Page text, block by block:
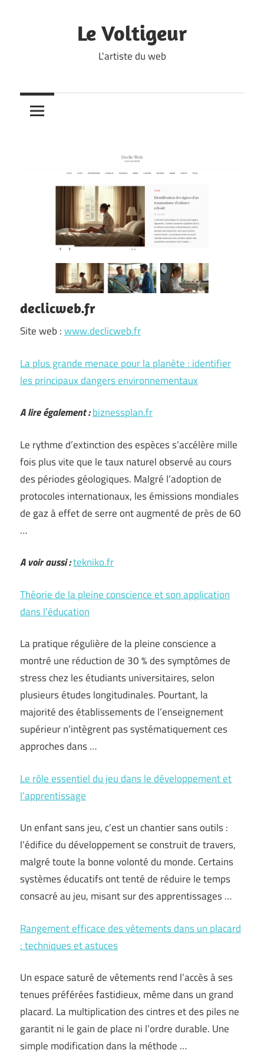
Le Voltigeur
L'artiste du web
declicweb.fr
Site web :www.declicweb.fr
La plus grande menace pour la planète : identifier
les principaux dangers environnementaux
A lire également :biznessplan.fr
Le rythme d’extinction des espèces s’accélère mille
fois plus vite que le taux naturel observé au cours
des périodes géologiques. Malgré l’adoption de
protocoles internationaux, les émissions mondiales
de gaz à effet de serre ont augmenté de près de 60
…
A voir aussi :tekniko.fr
Théorie de la pleine conscience et son application
dans l’éducation
La pratique régulière de la pleine conscience a
montré une réduction de 30 % des symptômes de
stress chez les étudiants universitaires, selon
plusieurs études longitudinales. Pourtant, la
majorité des établissements de l’enseignement
supérieur n’intègrent pas systématiquement ces
approches dans …
Le rôle essentiel du jeu dans le développement et
l’apprentissage
Un enfant sans jeu, c’est un chantier sans outils :
l’édifice du développement se construit de travers,
malgré toute la bonne volonté du monde. Certains
systèmes éducatifs ont tenté de réduire le temps
consacré au jeu, misant sur des apprentissages …
Rangement efficace des vêtements dans un placard
: techniques et astuces
Un espace saturé de vêtements rend l’accès à ses
tenues préférées fastidieux, même dans un grand
placard. La multiplication des cintres et des piles ne
garantit ni le gain de place ni l’ordre durable. Une
simple modification dans la méthode …